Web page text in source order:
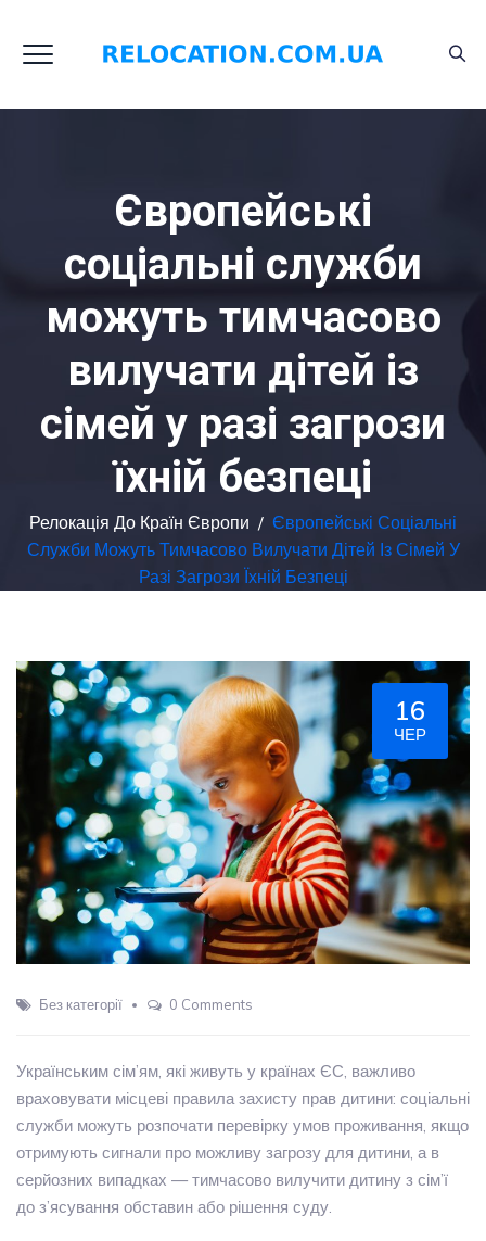
Європейські
соціальні служби
можуть тимчасово
вилучати дітей із
сімей у разі загрози
їхній безпеці
Релокація До Країн Європи / Європейські Соціальні
Служби Можуть Тимчасово Вилучати Дітей Із Сімей У
Разі Загрози Їхній Безпеці
16
ЧЕР
Без категорії 0 Comments
Українським сім’ям, які живуть у країнах ЄС, важливо
враховувати місцеві правила захисту прав дитини: соціальні
служби можуть розпочати перевірку умов проживання, якщо
отримують сигнали про можливу загрозу для дитини, а в
серйозних випадках — тимчасово вилучити дитину з сім’ї
до з’ясування обставин або рішення суду.